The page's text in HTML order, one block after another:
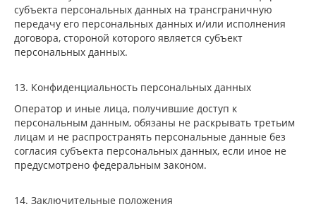
субъекта персональных данных на трансграничную
передачу его персональных данных и/или исполнения
договора, стороной которого является субъект
персональных данных.
13. Конфиденциальность персональных данных
Оператор и иные лица, получившие доступ к
персональным данным, обязаны не раскрывать третьим
лицам и не распространять персональные данные без
согласия субъекта персональных данных, если иное не
предусмотрено федеральным законом.
14. Заключительные положения